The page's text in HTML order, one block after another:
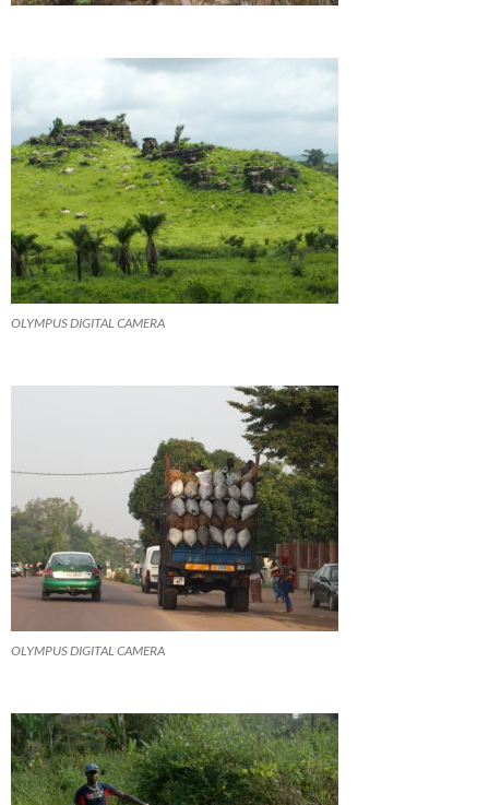
OLYMPUS DIGITAL CAMERA
OLYMPUS DIGITAL CAMERA